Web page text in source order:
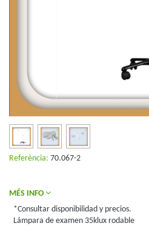
Referència: 70.067-2
MÉS INFO
*Consultar disponibilidad y precios.
Lámpara de examen 35klux rodable